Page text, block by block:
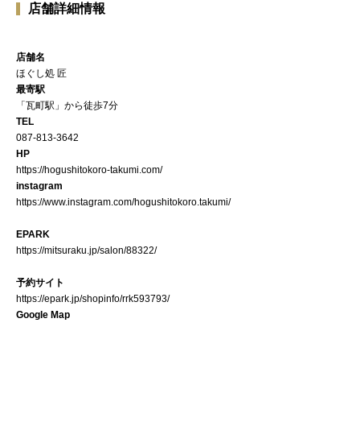
店舗詳細情報
店舗名
ほぐし処 匠
最寄駅
「瓦町駅」から徒歩7分
TEL
087-813-3642
HP
https://hogushitokoro-takumi.com/
instagram
https://www.instagram.com/hogushitokoro.takumi/
EPARK
https://mitsuraku.jp/salon/88322/
予約サイト
https://epark.jp/shopinfo/rrk593793/
Google Map